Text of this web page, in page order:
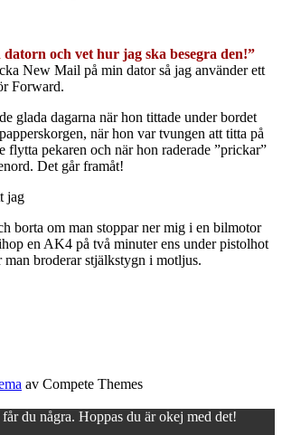
och vet hur jag ska besegra den!”
New Mail på min dator så jag använder ett
Forward.
glada dagarna när hon tittade under bordet
när hon var tvungen att titta på
flytta pekaren och när hon raderade ”prickar”
Det går framåt!
jag
borta om man stoppar ner mig i en bilmotor
en AK4 på två minuter ens under pistolhot
man broderar stjälkstygn i motljus.
av Compete Themes
du några. Hoppas du är okej med det!